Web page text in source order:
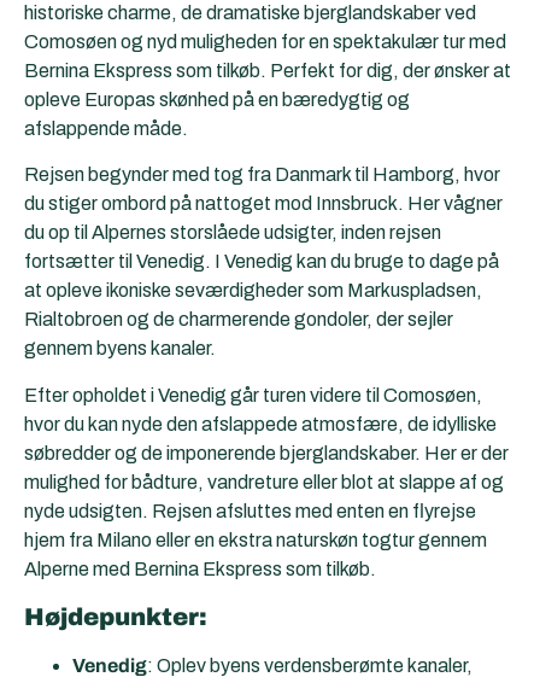
historiske charme, de dramatiske bjerglandskaber ved
Comosøen og nyd muligheden for en spektakulær tur med
Bernina Ekspress som tilkøb. Perfekt for dig, der ønsker at
opleve Europas skønhed på en bæredygtig og
afslappende måde.
Rejsen begynder med tog fra Danmark til Hamborg, hvor
du stiger ombord på nattoget mod Innsbruck. Her vågner
du op til Alpernes storslåede udsigter, inden rejsen
fortsætter til Venedig. I Venedig kan du bruge to dage på
at opleve ikoniske seværdigheder som Markuspladsen,
Rialtobroen og de charmerende gondoler, der sejler
gennem byens kanaler.
Efter opholdet i Venedig går turen videre til Comosøen,
hvor du kan nyde den afslappede atmosfære, de idylliske
søbredder og de imponerende bjerglandskaber. Her er der
mulighed for bådture, vandreture eller blot at slappe af og
nyde udsigten. Rejsen afsluttes med enten en flyrejse
hjem fra Milano eller en ekstra naturskøn togtur gennem
Alperne med Bernina Ekspress som tilkøb.
Højdepunkter:
Venedig: Oplev byens verdensberømte kanaler,